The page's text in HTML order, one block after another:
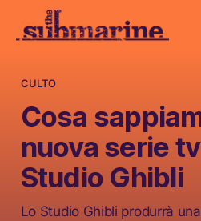
CULTO
Cosa
nuova serie
Studio Ghibli
Lo Studio Ghibli produrrà